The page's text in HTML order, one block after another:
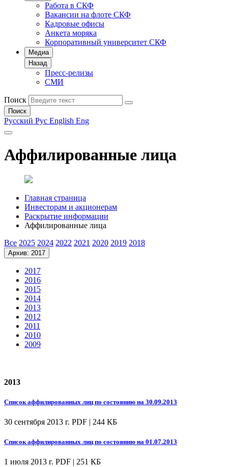
Работа в СКФ
Вакансии на флоте СКФ
Кадровые офисы
Анкета моряка
Корпоративный университет СКФ
Медиа
Назад
Пресс-релизы
СМИ
Поиск
Поиск
Русский Рус English Eng
Аффилированные лица
Главная страница
Инвесторам и акционерам
Раскрытие информации
Аффилированные лица
Все 2025 2024 2022 2021 2020 2019 2018
Архив: 2017
2017
2016
2015
2014
2013
2012
2011
2010
2009
2013
Список аффилированных лиц по состоянию на 30.09.2013
30 сентября 2013 г. PDF | 244 КБ
Список аффилированных лиц по состоянию на 01.07.2013
1 июля 2013 г. PDF | 251 КБ